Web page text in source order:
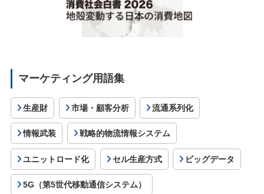
マーケティング用語集
生産財 市場・顧客分析 流通系列化
情報武装 戦略的物流情報システム
ユニットロード化 セル生産方式 ビッグデータ
5G（第5世代移動通信システム）